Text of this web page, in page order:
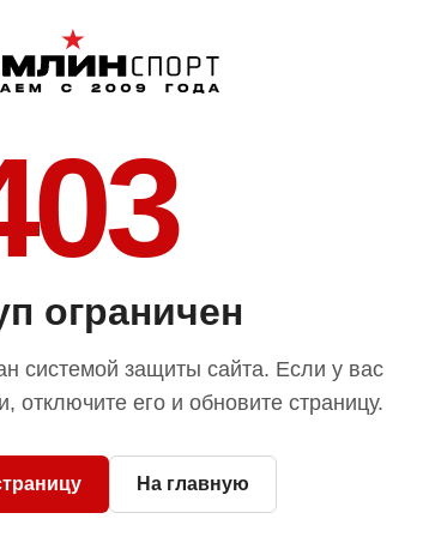
ограничен
системой защиты сайта. Если у вас
отключите его и обновите страницу.
На главную